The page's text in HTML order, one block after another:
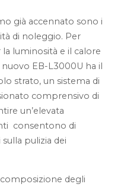
già accennato sono i
di noleggio. Per
luminosità e il calore
EB-L3000U ha il
strato, un sistema di
comprensivo di
un’elevata
consentono di
pulizia dei
degli